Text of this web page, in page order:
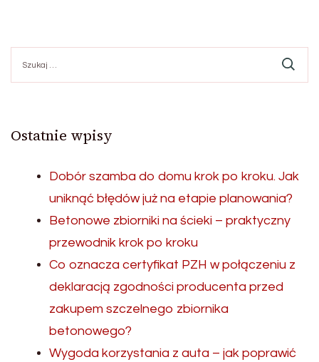
Ostatnie wpisy
Dobór szamba do domu krok po kroku. Jak
uniknąć błędów już na etapie planowania?
Betonowe zbiorniki na ścieki – praktyczny
przewodnik krok po kroku
Co oznacza certyfikat PZH w połączeniu z
deklaracją zgodności producenta przed
zakupem szczelnego zbiornika
betonowego?
Wygoda korzystania z auta – jak poprawić